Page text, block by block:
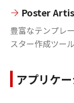
Poster
豊富なテンプレ
スター作成ツール
アプリケ